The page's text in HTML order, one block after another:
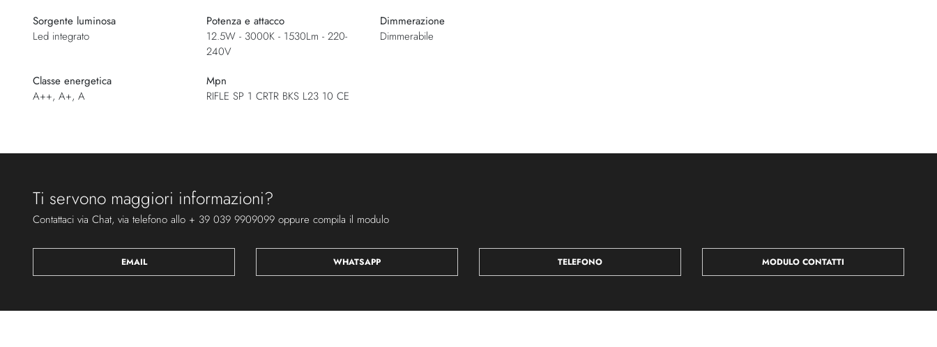
Sorgente luminosa
Led integrato
Potenza e attacco
12.5W - 3000K - 1530Lm - 220-
240V
Dimmerazione
Dimmerabile
Classe energetica
A++, A+, A
Mpn
RIFLE SP 1 CRTR BKS L23 10 CE
Ti servono maggiori informazioni?
Contattaci via Chat, via telefono allo + 39 039 9909099 oppure compila il modulo
EMAIL WHATSAPP TELEFONO MODULO CONTATTI